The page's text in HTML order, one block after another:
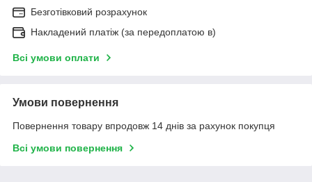
Безготівковий розрахунок
Накладений платіж (за передоплатою в)
Всі умови оплати
Умови повернення
Повернення товару впродовж 14 днів за рахунок покупця
Всі умови повернення